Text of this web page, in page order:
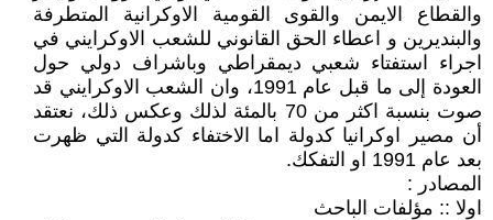
والقطاع الايمن والقوى القومية الاوكرانية المتطرفة
والبنديرين و اعطاء الحق القانوني للشعب الاوكرايني في
اجراء استفتاء شعبي ديمقراطي وباشراف دولي حول
العودة إلى ما قبل عام 1991، وان الشعب الاوكرايني قد
صوت بنسبة اكثر من 70 بالمئة لذلك وعكس ذلك، نعتقد
أن مصير اوكرانيا كدولة اما الاختفاء كدولة التي ظهرت
بعد عام 1991 او التفكك.
المصادر :
اولا :: مؤلفات الباحث